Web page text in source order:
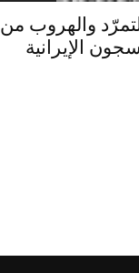
والهروب من
الإيرانية